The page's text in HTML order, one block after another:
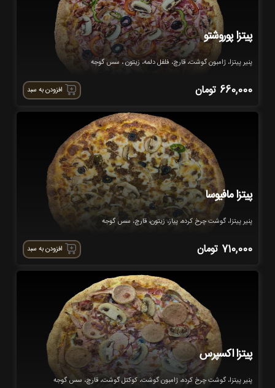
پیتزا پوروشتو
پنیر پیتزا، ژامبون گوشت، قارچ، فلفل دلمه، زیتون ، سس گوجه
660,000 تومان افزودن به سبد
پیتزا مافیوسا
پنیر پیتزا، گوشت چرخ کرده، پیاز، زیتون، قارچ، سس گوجه
710,000 تومان افزودن به سبد
پیتزا اکسپرس
پنیر پیتزا، گوشت چرخ کرده، ژامبون گوشت، کوکتل گوشت، قارچ، سس گوجه